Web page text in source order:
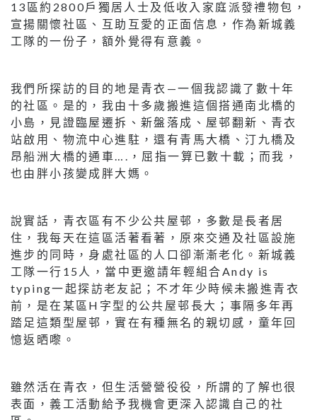
13區約2800戶獨居人士及低收入家庭派發禮物包，
宣揚關懷社區、互助互愛的正面信息，作為新城義
工隊的一份子，額外覺得有意義。
我們所探訪的目的地是青衣—一個我認識了數十年
的社區。是的，我由十多歲搬進這個搭通南北橋的
小島，見證臨屋遷拆、新盤落成、屋邨翻新、青衣
站啟用、物流中心進駐，還有青馬大橋、汀九橋及
昂船洲大橋的通車….，屈指一算已數十載；而我，
也由胖小孩變成胖大媽。
說實話，青衣區有不少公共屋邨，多數是長者居
住，我每天在這區活著看著，原來交通及社區設施
進步的同時，身處社區的人口卻漸漸老化。新城義
工隊一行15人，當中更邀請年輕組合Andy is
typing一起探訪老友記；不才年少時候未搬進青衣
前，是在某區H字型的公共屋邨長大；事隔多年再
踏足這類型屋邨，實在有種無名的親切感，童年回
憶返晒嚟。
雖然活在青衣，但生活營營役役，所謂的了解也很
表面，義工活動給予我機會更深入認識自己的社